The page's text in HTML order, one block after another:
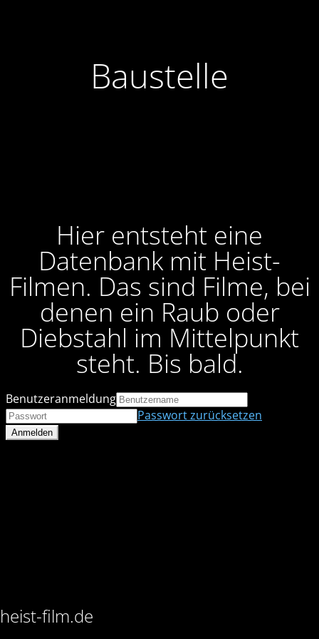
Baustelle
Hier entsteht eine
Datenbank mit Heist-
Filmen. Das sind Filme, bei
denen ein Raub oder
Diebstahl im Mittelpunkt
steht. Bis bald.
heist-film.de
Benutzeranmeldung
Passwort zurücksetzen